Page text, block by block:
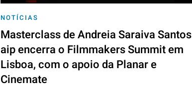
NOTÍCIAS
Masterclass de Andreia Saraiva Santos
aip encerra o Filmmakers Summit em
Lisboa, com o apoio da Planar e
Cinemate